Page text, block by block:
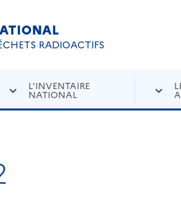
RADIOACTIFS
L'INVENTAIRE
NATIONAL